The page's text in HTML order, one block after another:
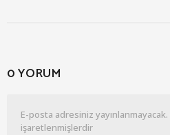
0 YORUM
E-posta adresiniz yayınlanmayacak.
işaretlenmişlerdir